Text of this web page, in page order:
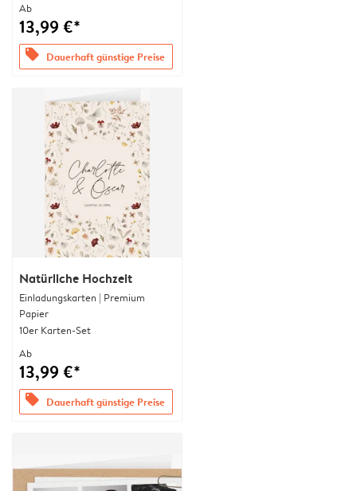
Ab
13,99 €*
offers Dauerhaft günstige Preise
Natürliche Hochzeit
Einladungskarten | Premium
Papier
10er Karten-Set
Ab
13,99 €*
offers Dauerhaft günstige Preise